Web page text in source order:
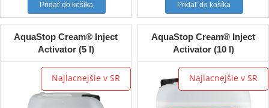
Pridať do košíka Pridať do košíka
AquaStop Cream® Inject
Activator (5 l)
Najlacnejšie v SR
AquaStop Cream® Inject
Activator (10 l)
Najlacnejšie v SR